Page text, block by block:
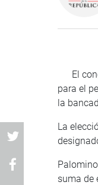
El
para el
la
La
suma de